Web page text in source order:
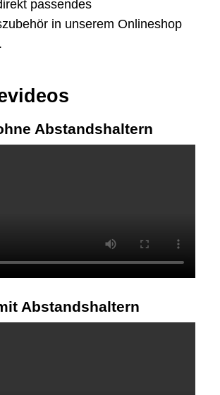
passendes
in unserem Onlineshop
Abstandshaltern
Abstandshaltern